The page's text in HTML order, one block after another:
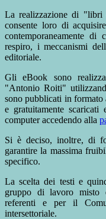
La realizzazione di "libri
consente loro di
contemporaneamente
respiro, i meccanismi
editoriale.
Gli eBook sono
"Antonio Roiti"
sono pubblicati in formato
e gratuitamente scaricati
computer accedendo alla
Si è deciso, inoltre, di
garantire la massima
specifico.
La scelta dei testi e
gruppo di lavoro misto
referenti e per il
intersettoriale.